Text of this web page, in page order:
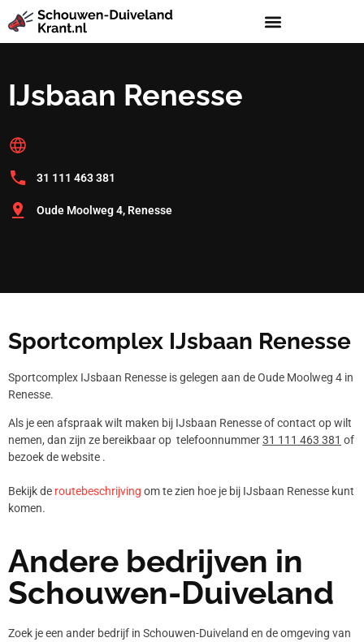
IJsbaan Renesse
31 111 463 381
Oude Moolweg 4, Renesse
Sportcomplex IJsbaan Renesse
Sportcomplex IJsbaan Renesse is gelegen aan de Oude Moolweg 4 in
Renesse.
Als je een afspraak wilt maken bij IJsbaan Renesse of contact op wilt
nemen, dan zijn ze bereikbaar op telefoonnummer31 111 463 381 of
bezoek de website .
Bekijk de routebeschrijving om te zien hoe je bij IJsbaan Renesse kunt
komen.
Andere bedrijven in
Schouwen-Duiveland
Zoek je een ander bedrijf in Schouwen-Duiveland en de omgeving van